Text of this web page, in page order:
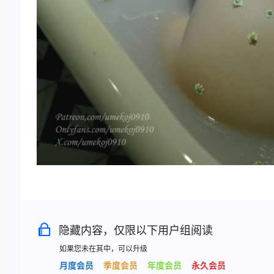
隐藏内容，仅限以下用户组阅读
如果您未在其中，可以升级
月度会员 季度会员 年度会员 永久会员